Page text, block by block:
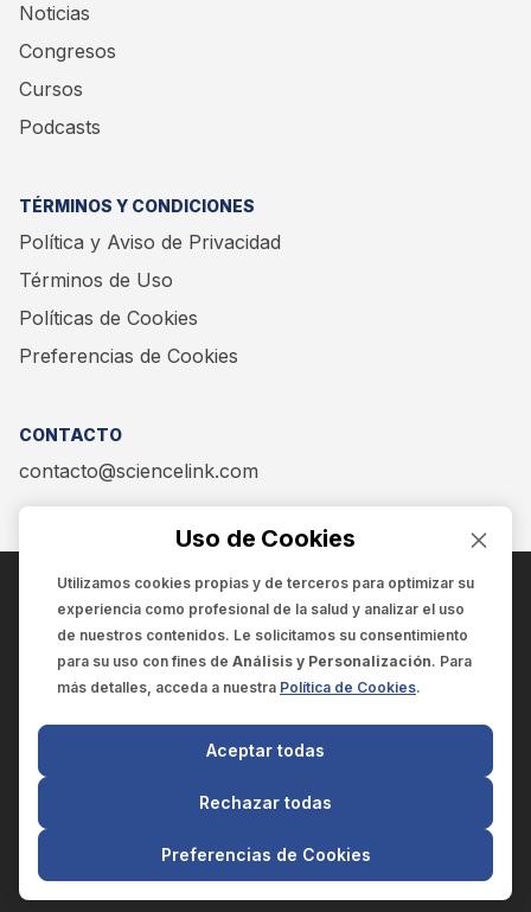
Noticias
Congresos
Cursos
Podcasts
TÉRMINOS Y CONDICIONES
Política y Aviso de Privacidad
Términos de Uso
Políticas de Cookies
Preferencias de Cookies
CONTACTO
contacto@sciencelink.com
ENCUÉNTRANOS EN:
SCIENCELINK
SCILINK COMUNICACIÓN CIENTÍFICA SC
El contenido y la información de este sitio web es exclusivo
para profesionales de la salud.
Uso de Cookies
Utilizamos cookies propias y de terceros para optimizar su
experiencia como profesional de la salud y analizar el uso
de nuestros contenidos. Le solicitamos su consentimiento
para su uso con fines de Análisis y Personalización. Para
más detalles, acceda a nuestra Política de Cookies.
Preferencias de Cookies
Rechazar todas
Aceptar todas